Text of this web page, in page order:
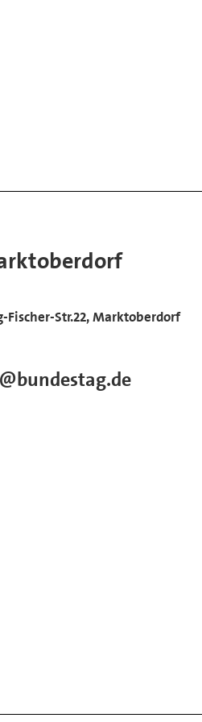
Fischer-Str.22, Marktoberdorf